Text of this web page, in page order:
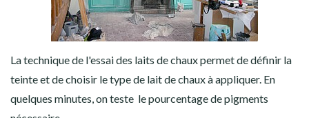
La technique de l'essai des laits de chaux permet de définir la
teinte et de choisir le type de lait de chaux à appliquer. En
quelques minutes, on teste le pourcentage de pigments